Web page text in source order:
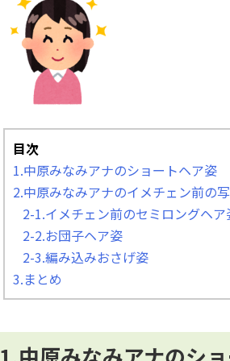
目次
1.中原みなみアナのショートヘア姿
2.中原みなみアナのイメチェン前の
2-1.イメチェン前のセミロングヘア
2-2.お団子ヘア姿
2-3.編み込みおさげ姿
3.まとめ